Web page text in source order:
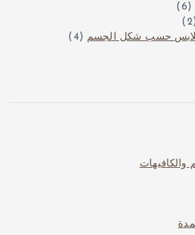
حسب شكل الجسم(4)